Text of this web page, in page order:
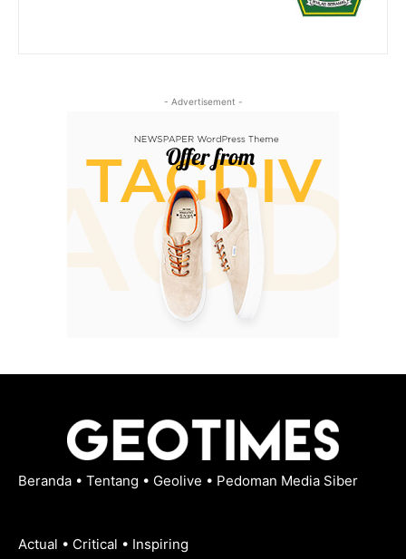
- Advertisement -
Beranda • Tentang • Geolive • Pedoman Media Siber
Actual • Critical • Inspiring